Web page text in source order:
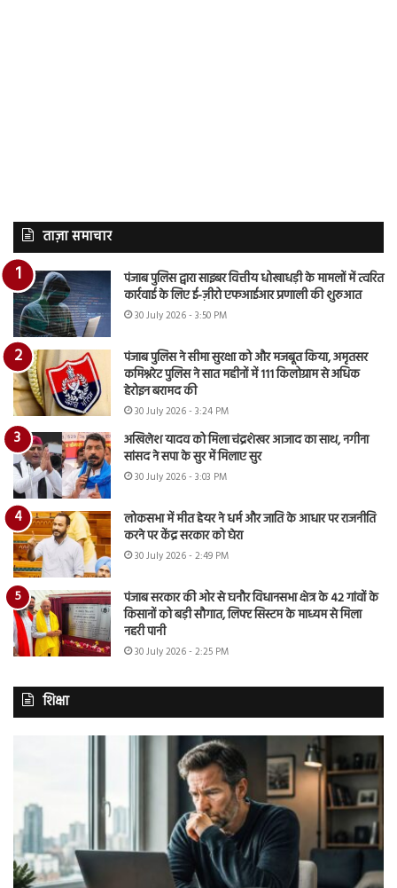
ताज़ा समाचार
पंजाब पुलिस द्वारा साइबर वित्तीय धोखाधड़ी के मामलों में त्वरित
कार्रवाई के लिए ई-ज़ीरो एफआईआर प्रणाली की शुरुआत
30 July 2026 - 3:50 PM
पंजाब पुलिस ने सीमा सुरक्षा को और मजबूत किया, अमृतसर
कमिश्नरेट पुलिस ने सात महीनों में 111 किलोग्राम से अधिक
हेरोइन बरामद की
30 July 2026 - 3:24 PM
अखिलेश यादव को मिला चंद्रशेखर आजाद का साथ, नगीना
सांसद ने सपा के सुर में मिलाए सुर
30 July 2026 - 3:03 PM
लोकसभा में मीत हेयर ने धर्म और जाति के आधार पर राजनीति
करने पर केंद्र सरकार को घेरा
30 July 2026 - 2:49 PM
पंजाब सरकार की ओर से घनौर विधानसभा क्षेत्र के 42 गांवों के
किसानों को बड़ी सौगात, लिफ्ट सिस्टम के माध्यम से मिला
नहरी पानी
30 July 2026 - 2:25 PM
शिक्षा